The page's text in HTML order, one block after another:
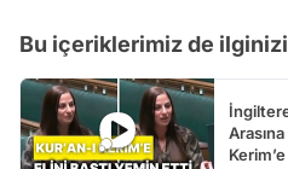
Bu içeriklerimiz de